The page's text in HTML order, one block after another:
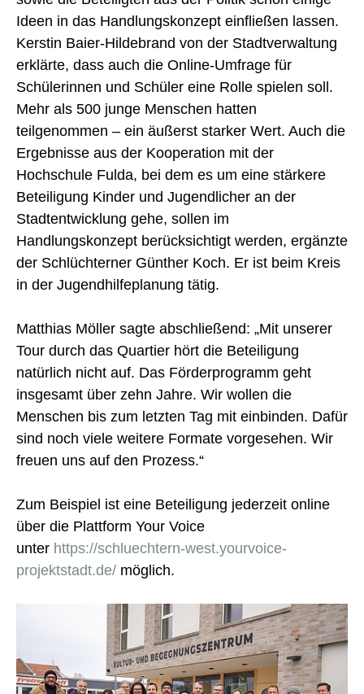
Ideen in das Handlungskonzept einfließen lassen.
Kerstin Baier-Hildebrand von der Stadtverwaltung
erklärte, dass auch die Online-Umfrage für
Schülerinnen und Schüler eine Rolle spielen soll.
Mehr als 500 junge Menschen hatten
teilgenommen – ein äußerst starker Wert. Auch die
Ergebnisse aus der Kooperation mit der
Hochschule Fulda, bei dem es um eine stärkere
Beteiligung Kinder und Jugendlicher an der
Stadtentwicklung gehe, sollen im
Handlungskonzept berücksichtigt werden, ergänzte
der Schlüchterner Günther Koch. Er ist beim Kreis
in der Jugendhilfeplanung tätig.
Matthias Möller sagte abschließend: „Mit unserer
Tour durch das Quartier hört die Beteiligung
natürlich nicht auf. Das Förderprogramm geht
insgesamt über zehn Jahre. Wir wollen die
Menschen bis zum letzten Tag mit einbinden. Dafür
sind noch viele weitere Formate vorgesehen. Wir
freuen uns auf den Prozess.“
Zum Beispiel ist eine Beteiligung jederzeit online
über die Plattform Your Voice
unter https://schluechtern-west.yourvoice-
projektstadt.de/ möglich.